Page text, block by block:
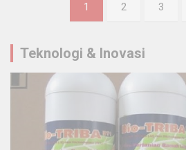
navigation
1 2 3
Teknologi & Inovasi